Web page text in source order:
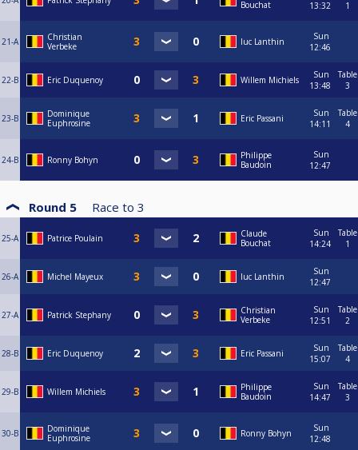
Bouchat
13:32
1
21-A
Christian
Verbeke
luc Lanthin
Sun
12:46
22-B Eric Duquenoy Willem Michiels
Sun
13:48
Table
3
23-B
Dominique
Euphrosine
Eric Passani
Sun
14:11
Table
4
24-B Ronny Bohyn
Philippe
Baudoin
Sun
12:47
Round 5 Race to 3
25-A Patrice Poulain
Claude
Bouchat
Sun
14:24
Table
1
26-A Michel Mayeux luc Lanthin
Sun
12:47
27-A Patrick Stephany
Christian
Verbeke
Sun
12:51
Table
2
28-B Eric Duquenoy Eric Passani
Sun
15:07
Table
4
29-B Willem Michiels
Philippe
Baudoin
Sun
14:47
Table
3
30-B
Dominique
Euphrosine
Ronny Bohyn
Sun
12:48